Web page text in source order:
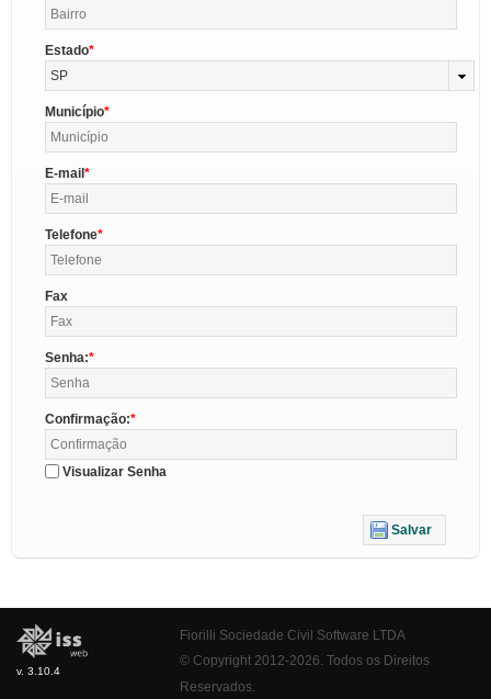
Estado
SP
Município
E-mail
Telefone
Fax
Senha:
Confirmação:
Visualizar Senha
Salvar
v. 3.10.4
Fiorilli Sociedade Civil Software LTDA
© Copyright 2012-2026. Todos os Direitos
Reservados.